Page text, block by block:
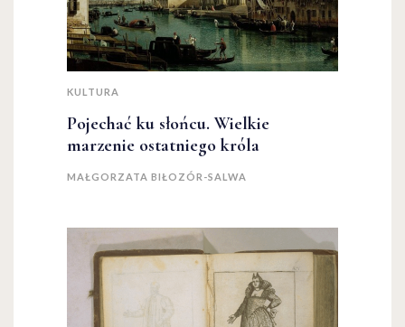
KULTURA
Pojechać ku słońcu. Wielkie
marzenie ostatniego króla
MAŁGORZATA BIŁOZÓR-SALWA